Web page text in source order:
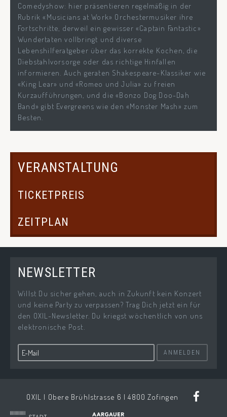
Comedyshow: hier präsentieren regelmäßig in der
Rubrik «Musicians at Work» Orchestermusiker ihre
Fortschritte, derweil ein gewisser «Captain Fantastic»
Wundertaten vollbringt und diverse
Lebenshilferatgeber über das korrekte Kochen, die
Diebstahlvorsorge oder das richtige Hinfallen
informieren. Auch geraten Shakespeare-Klassiker wie
«King Lear» und «Romeo und Julia» zu freien
Kurzaufführungen, und die «Bonzo Dog Doo-Dah
Band» gibt Evergreens wie den «Monster Mash» zum
Besten.
VERANSTALTUNG
TICKETPREIS
ZEITPLAN
NEWSLETTER
Willst Du sicher gehen, auch in Zukunft kein Konzert
und keine Party zu verpassen? Trag Dich jetzt ein für
den OXIL-Newsletter. Du kriegst wöchentlich von uns
elektronische Post.
ANMELDEN
OXIL | Obere Brühlstrasse 6 | 4800 Zofingen